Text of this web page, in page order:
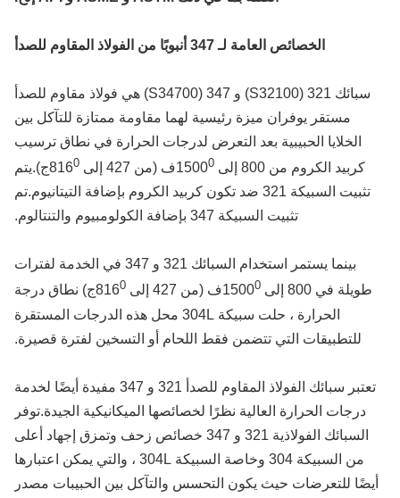
الخصائص العامة لـ 347 أنبوبًا من الفولاذ المقاوم للصدأ
سبائك 321 (S32100) و 347 (S34700) هي فولاذ مقاوم للصدأ
مستقر يوفران ميزة رئيسية لهما مقاومة ممتازة للتآكل بين
الخلايا الحبيبية بعد التعرض لدرجات الحرارة في نطاق ترسيب
كربيد الكروم من 800 إلى 1500
0 ف (من 427 إلى 816 0
ج).يتم
تثبيت السبيكة 321 ضد تكون كربيد الكروم بإضافة التيتانيوم.تم
تثبيت السبيكة 347 بإضافة الكولومبيوم والتنتالوم.
بينما يستمر استخدام السبائك 321 و 347 في الخدمة لفترات
طويلة في 800 إلى 1500
0 ف (من 427 إلى 816 0
ج) نطاق درجة
الحرارة ، حلت سبيكة 304L محل هذه الدرجات المستقرة
للتطبيقات التي تتضمن فقط اللحام أو التسخين لفترة قصيرة.
تعتبر سبائك الفولاذ المقاوم للصدأ 321 و 347 مفيدة أيضًا لخدمة
درجات الحرارة العالية نظرًا لخصائصها الميكانيكية الجيدة.توفر
السبائك الفولاذية 321 و 347 خصائص زحف وتمزق إجهاد أعلى
من السبيكة 304 وخاصة السبيكة 304L ، والتي يمكن اعتبارها
للتعرضات حيث يكون التحسس والتآكل بين الحبيبات مصدر